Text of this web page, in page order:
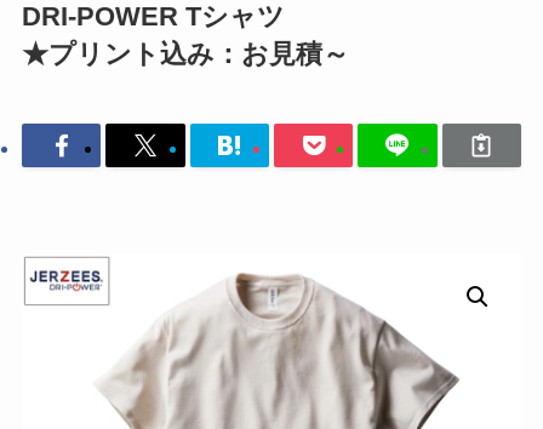
DRI-POWER Tシャツ
★プリント込み：お見積～